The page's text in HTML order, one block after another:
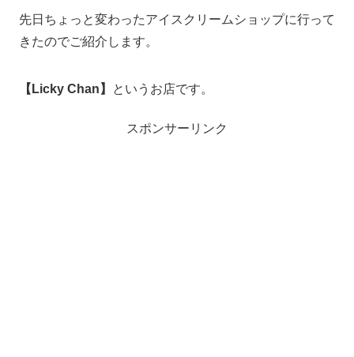
先日ちょっと変わったアイスクリームショップに行って
きたのでご紹介します。
【Licky Chan】 というお店です。
スポンサーリンク